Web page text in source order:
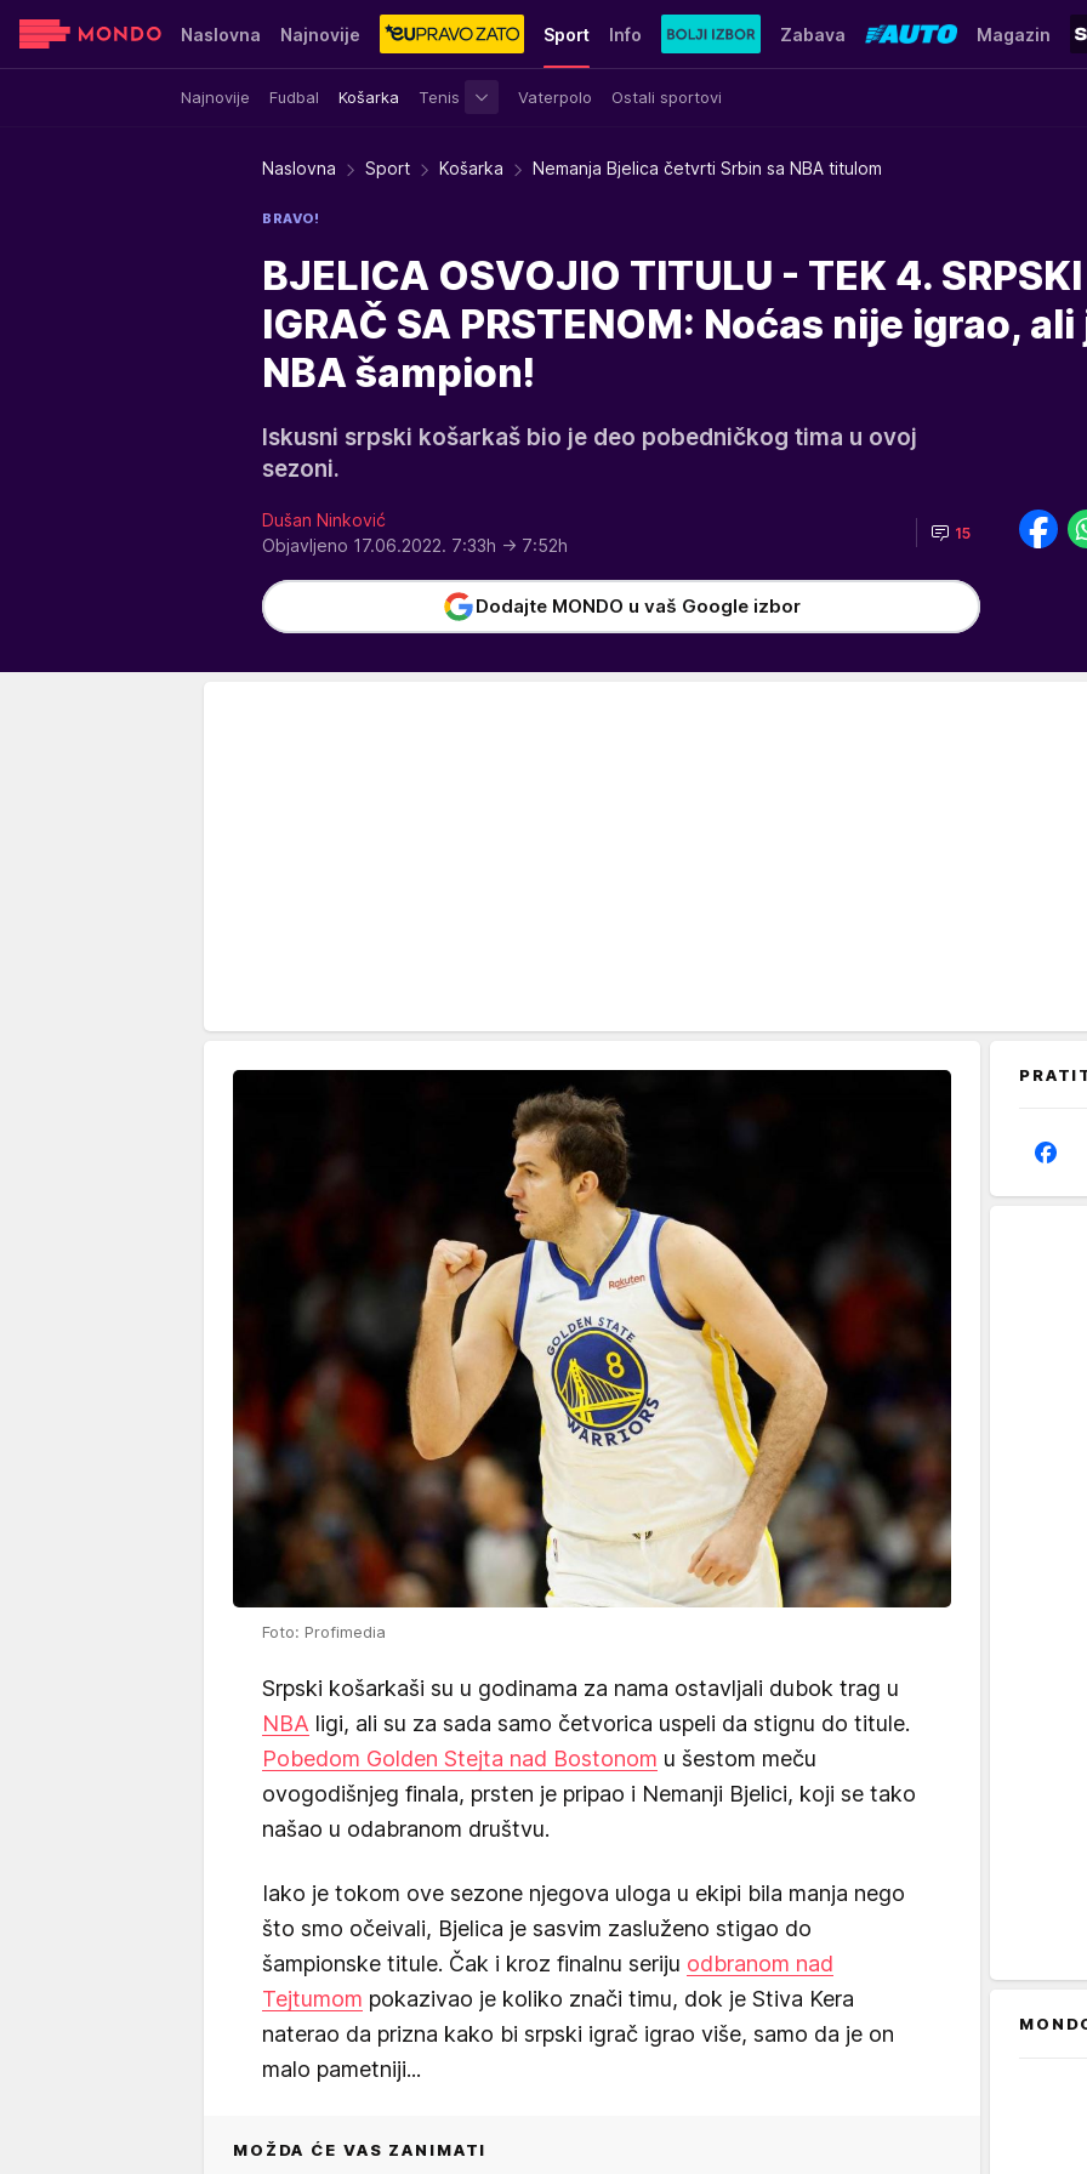
Naslovna Najnovije Sport
Najnovije Fudbal Košarka Tenis Vaterpolo Ostali sportovi
Info Zabava Magazin
Sensa Stvar ukusa Yumama
Naslovna Sport Košarka Nemanja Bjelica četvrti Srbin sa NBA titulom
BRAVO!
BJELICA OSVOJIO TITULU - TEK 4. SRPSKI
IGRAČ SA PRSTENOM: Noćas nije igrao, ali
NBA šampion!
Iskusni srpski košarkaš bio je deo pobedničkog tima u ovoj
sezoni.
Dušan Ninković
Objavljeno 17.06.2022. 7:33h → 7:52h
15
Dodajte MONDO u vaš Google izbor
Foto: Profimedia
Srpski košarkaši su u godinama za nama ostavljali dubok trag u
NBA ligi, ali su za sada samo četvorica uspeli da stignu do titule.
Pobedom Golden Stejta nad Bostonom u šestom meču
ovogodišnjeg finala, prsten je pripao i Nemanji Bjelici, koji se tako
našao u odabranom društvu.
Iako je tokom ove sezone njegova uloga u ekipi bila manja nego
što smo očeivali, Bjelica je sasvim zasluženo stigao do
šampionske titule. Čak i kroz finalnu seriju odbranom nad
Tejtumom pokazivao je koliko znači timu, dok je Stiva Kera
naterao da prizna kako bi srpski igrač igrao više, samo da je on
malo pametniji...
MOŽDA ĆE VAS ZANIMATI